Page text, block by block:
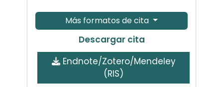
Más formatos de cita
Descargar cita
Endnote/Zotero/Mendeley
(RIS)